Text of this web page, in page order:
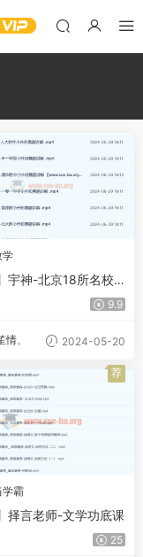
学
宇神-北京18所名校
试真题卷讲解 18节视
9.9
情、 2024-05-20
学霸
择言老师-文学功底课
25
荐